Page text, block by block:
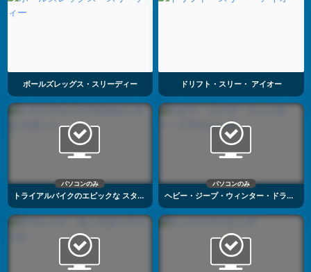
ボールズレッグス・スリーディー ドリフト・スリー・ アイオー
パソコンのみ
トライアルバイクのエピックな スタント
パソコンのみ
ヘビー・ジープ・ウィンター・ドライビング